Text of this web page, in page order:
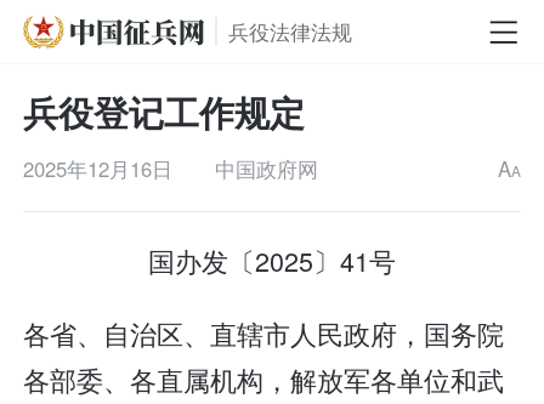
兵役法律法规
兵役登记工作规定
2025年12月16日 中国政府网 AA
国办发〔2025〕41号
各省、自治区、直辖市人民政府，国务院
各部委、各直属机构，解放军各单位和武